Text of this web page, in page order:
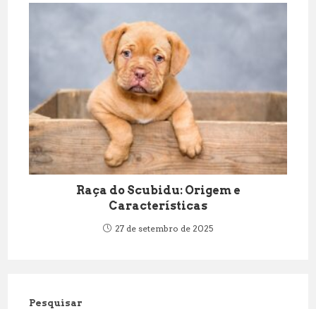
Raça do Scubidu: Origem e
Características
27 de setembro de 2025
Pesquisar